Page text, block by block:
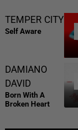
TEMPER CITY
Self Aware
DAMIANO
DAVID
Born With A
Broken Heart